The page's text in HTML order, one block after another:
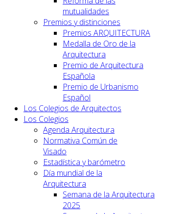
mutualidades
Premios y distinciones
Premios ARQUITECTURA
Medalla de Oro de la
Arquitectura
Premio de Arquitectura
Española
Premio de Urbanismo
Español
Los Colegios de Arquitectos
Los Colegios
Agenda Arquitectura
Normativa Común de
Visado
Estadística y barómetro
Día mundial de la
Arquitectura
Semana de la Arquitectura
2025